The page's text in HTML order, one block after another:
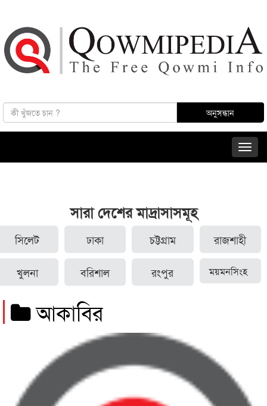
সারা দেশের মাদ্রাসাসমূহ
সিলেট ঢাকা চট্টগ্রাম রাজশাহী
খুলনা বরিশাল রংপুর ময়মনসিংহ
আকাবির